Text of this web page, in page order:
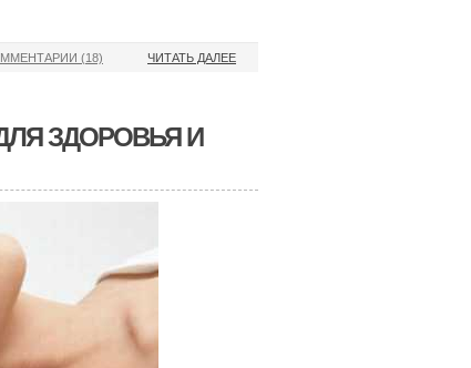
ЧИТАТЬ ДАЛЕЕ
(18)
ЗДОРОВЬЯ И